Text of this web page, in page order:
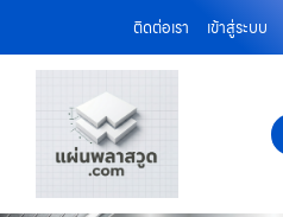
ติดต่อเรา เข้าสู่ระบบ